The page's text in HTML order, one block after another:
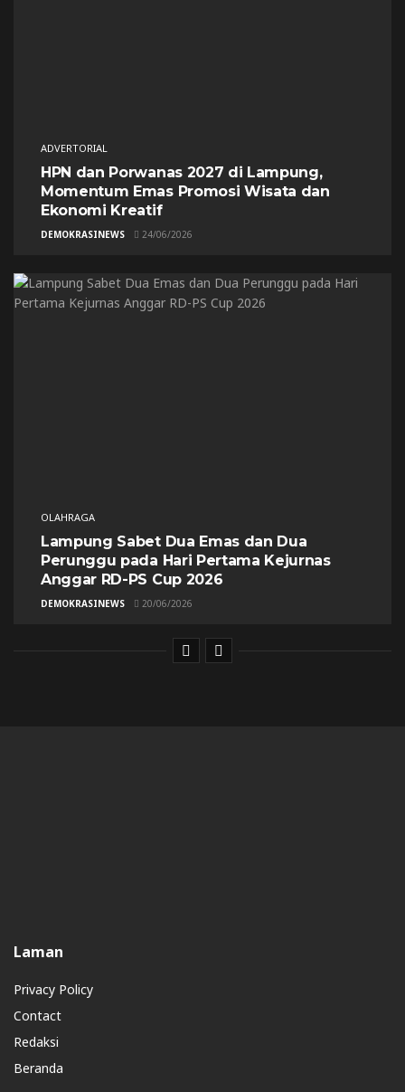
ADVERTORIAL
HPN dan Porwanas 2027 di Lampung,
Momentum Emas Promosi Wisata dan
Ekonomi Kreatif
DEMOKRASINEWS 24/06/2026
OLAHRAGA
Lampung Sabet Dua Emas dan Dua
Perunggu pada Hari Pertama Kejurnas
Anggar RD-PS Cup 2026
DEMOKRASINEWS 20/06/2026
Laman
Privacy Policy
Contact
Redaksi
Beranda